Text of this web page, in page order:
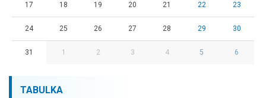
17 18 19 20 21 22 23
24 25 26 27 28 29 30
31 1 2 3 4 5 6
TABULKA